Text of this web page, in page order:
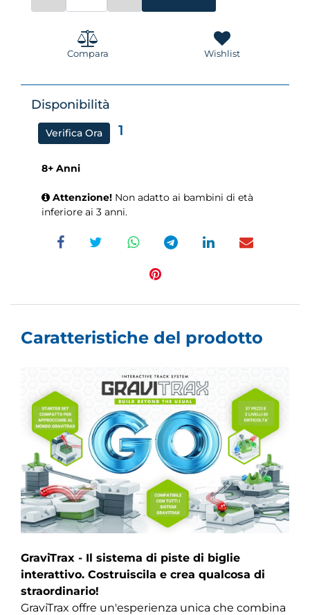
Compara Wishlist
Disponibilità
Verifica Ora 1
8+ Anni
Attenzione! Non adatto ai bambini di età
inferiore ai 3 anni.
Caratteristiche del prodotto
GraviTrax - Il sistema di piste di biglie
interattivo. Costruiscila e crea qualcosa di
straordinario!
GraviTrax offre un'esperienza unica che combina